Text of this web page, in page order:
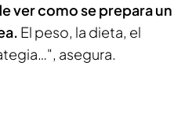
ver como se prepara un
El peso, la dieta, el
asegura.